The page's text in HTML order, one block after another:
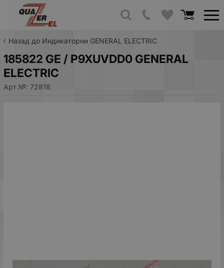
Назад до Индикаторни GENERAL ELECTRIC
185822 GE / P9XUVDD0 GENERAL
ELECTRIC
Арт.№: 72818